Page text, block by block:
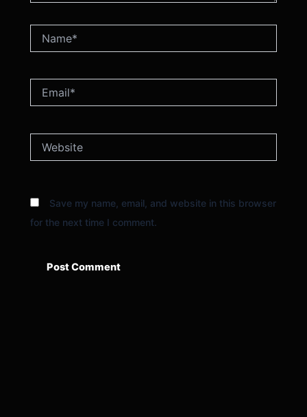
Save my name, email, and website in this browser
for the next time I comment.